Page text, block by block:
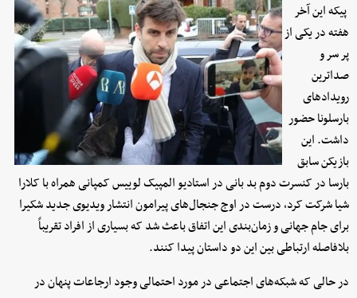
پیکه این آخر
هفته در یکی از
پر سر و
صداترین
رویدادهای
بارسلونا حضور
داشت. این
بازیکن سابق
بارسا در کنسرت دوم بد بانی در استادیو المپیک لوییس کمپانی همراه با کلارا
شیا شرکت کرد، درست در اوج جنجال‌های پیرامون انتشار ویدیوی جدید شکیرا
برای جام جهانی و زمان‌بندی این اتفاق باعث شد که بسیاری از افراد تقریباً
بلافاصله ارتباطی بین این دو داستان پیدا کنند.
در حالی که شبکه‌های اجتماعی در مورد احتمالی وجود ارجاعات پنهان در